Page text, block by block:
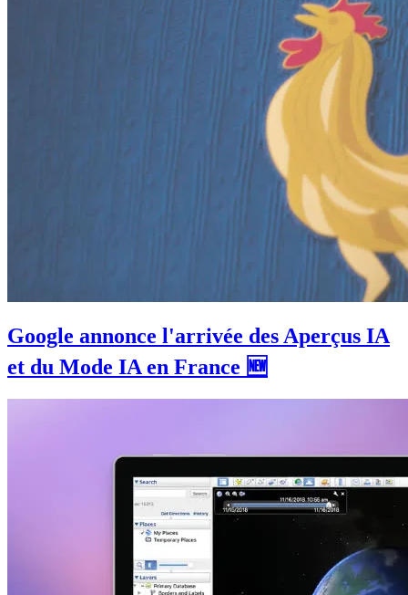
Google annonce l'arrivée des Aperçus IA
et du Mode IA en France 🆕